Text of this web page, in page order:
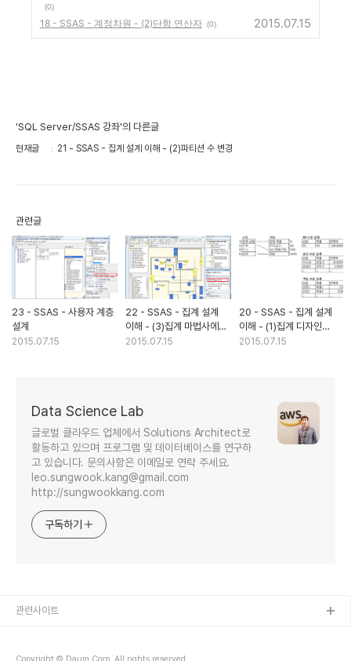
(0)
18 - SSAS - 계정차원 - (2)단항 연산자 (0) 2015.07.15
'SQL Server/SSAS 강좌'의 다른글
현재글 21 - SSAS - 집계 설계 이해 - (2)파티션 수 변경
관련글
23 - SSAS - 사용자 계층
설계
2015.07.15
22 - SSAS - 집계 설계
이해 - (3)집계 마법사에
특성 추가
2015.07.15
20 - SSAS - 집계 설계
이해 - (1)집계 디자인
마법사
2015.07.15
Data Science Lab
글로벌 클라우드 업체에서 Solutions Architect로
활동하고 있으며 프로그램 및 데이터베이스를 연구하
고 있습니다. 문의사항은 이메일로 연락 주세요.
leo.sungwook.kang@gmail.com
http://sungwookkang.com
구독하기
관련사이트